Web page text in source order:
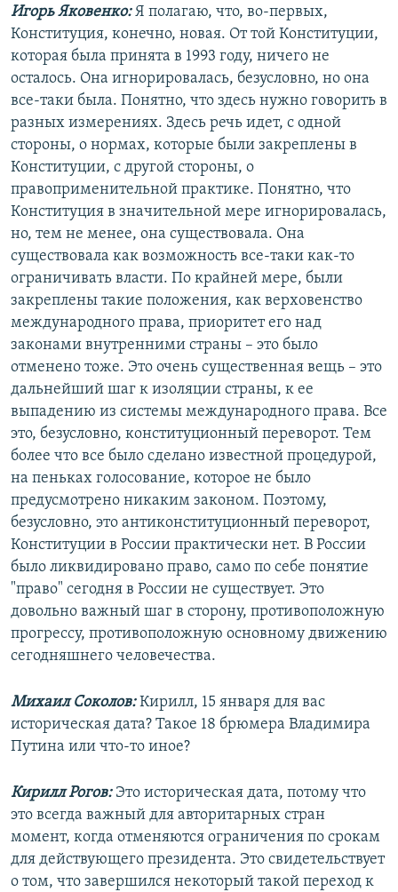
Игорь Яковенко:Я полагаю, что, во-первых,
Конституция, конечно, новая. От той Конституции,
которая была принята в 1993 году, ничего не
осталось. Она игнорировалась, безусловно, но она
все-таки была. Понятно, что здесь нужно говорить в
разных измерениях. Здесь речь идет, с одной
стороны, о нормах, которые были закреплены в
Конституции, с другой стороны, о
правоприменительной практике. Понятно, что
Конституция в значительной мере игнорировалась,
но, тем не менее, она существовала. Она
существовала как возможность все-таки как-то
ограничивать власти. По крайней мере, были
закреплены такие положения, как верховенство
международного права, приоритет его над
законами внутренними страны – это было
отменено тоже. Это очень существенная вещь – это
дальнейший шаг к изоляции страны, к ее
выпадению из системы международного права. Все
это, безусловно, конституционный переворот. Тем
более что все было сделано известной процедурой,
на пеньках голосование, которое не было
предусмотрено никаким законом. Поэтому,
безусловно, это антиконституционный переворот,
Конституции в России практически нет. В России
было ликвидировано право, само по себе понятие
"право" сегодня в России не существует. Это
довольно важный шаг в сторону, противоположную
прогрессу, противоположную основному движению
сегодняшнего человечества.
Михаил Соколов:Кирилл, 15 января для вас
историческая дата? Такое 18 брюмера Владимира
Путина или что-то иное?
Кирилл Рогов:Это историческая дата, потому что
это всегда важный для авторитарных стран
момент, когда отменяются ограничения по срокам
для действующего президента. Это свидетельствует
о том, что завершился некоторый такой переход к